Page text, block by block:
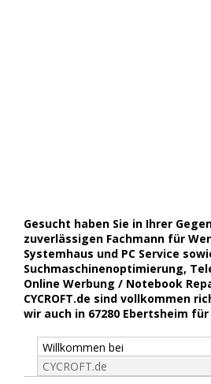
Gesucht haben Sie in Ihrer
zuverlässigen Fachmann für
Systemhaus und PC Service
Suchmaschinenoptimierung,
Online Werbung / Notebook
CYCROFT.de sind vollkommen
wir auch in 67280 Ebertsheim für
Willkommen bei
CYCROFT.de